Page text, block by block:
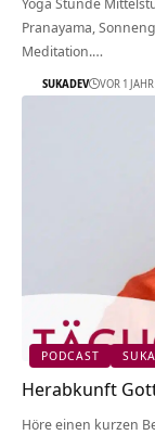
Pranayama,
Meditation.…
SUKADEV VOR 1 JAHR
PODCAST
Herabkunft
Höre einen kurzen